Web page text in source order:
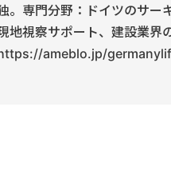
。専門分野：ドイツのサー
地視察サポート、建設業界
ameblo.jp/